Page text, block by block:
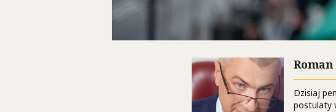
Dzisiaj
postulaty